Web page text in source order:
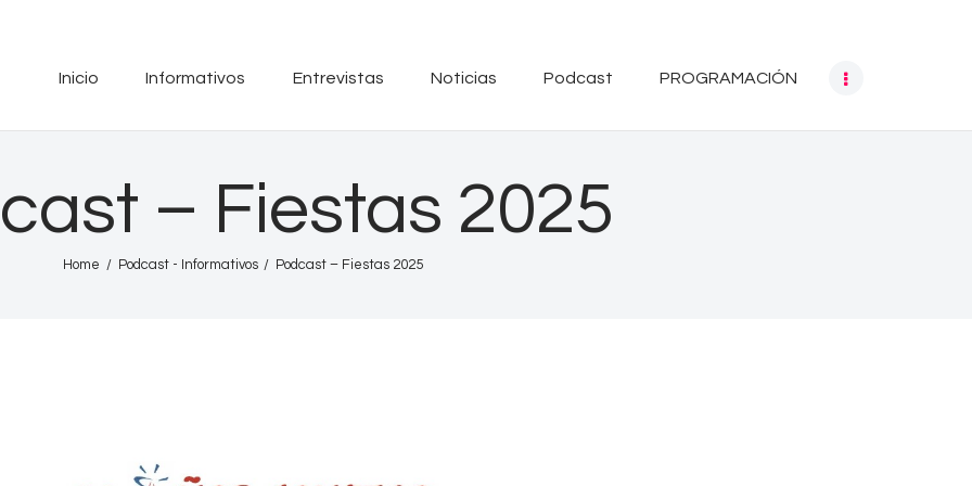
Inicio Informativos Entrevistas Noticias Podcast PROGRAMACIÓN
– Fiestas 2025
Home Podcast - Informativos Podcast – Fiestas 2025
RADIO SINTONIA
Informativos
Noticias
Podcast